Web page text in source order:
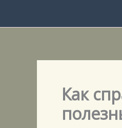
Как